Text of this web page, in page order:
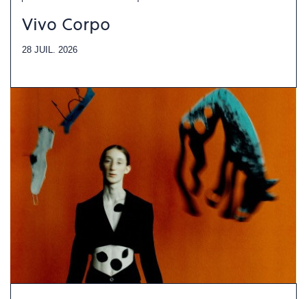
Vivo Corpo
28 JUIL. 2026